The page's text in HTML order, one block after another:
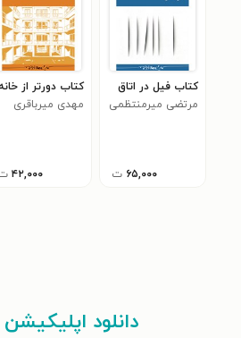
کتاب فیل در اتاق
مرتضی میرمنتظمی
۶۵,۰۰۰ ت
کتاب دورتر از
مهدی میرباقری
۴۲,۰۰۰
دانلود